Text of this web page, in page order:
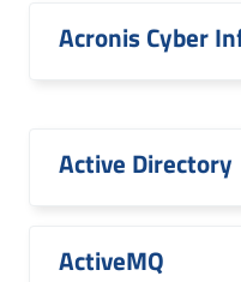
Acronis Cyber
Active Directory
ActiveMQ